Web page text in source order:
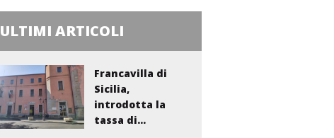
ULTIMI ARTICOLI
Francavilla di
Sicilia,
introdotta la
tassa di...